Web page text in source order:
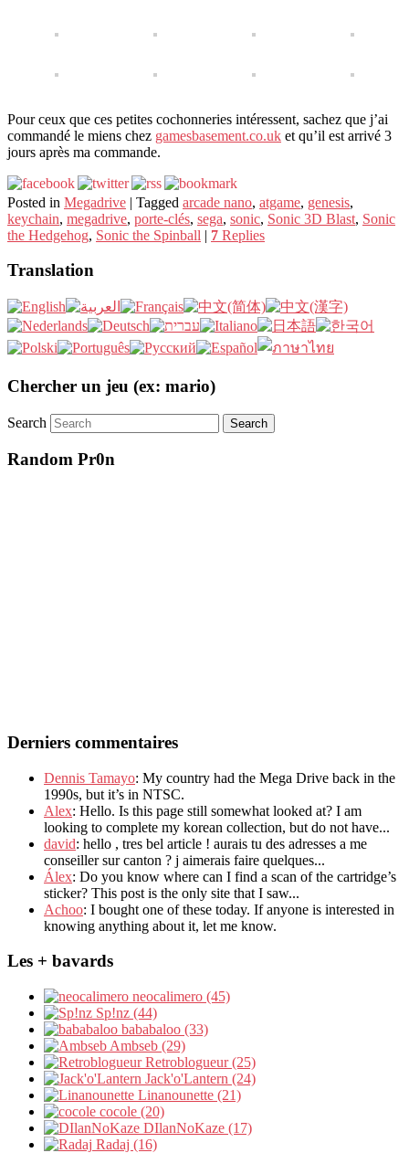
Pour ceux que ces petites cochonneries intéressent, sachez que j’ai
commandé le miens chez gamesbasement.co.uk et qu’il est arrivé 3
jours après ma commande.
Posted in Megadrive | Tagged arcade nano, atgame, genesis,
keychain, megadrive, porte-clés, sega, sonic, Sonic 3D Blast, Sonic
the Hedgehog, Sonic the Spinball | 7 Replies
Translation
Chercher un jeu (ex: mario)
Search
Random Pr0n
Derniers commentaires
Dennis Tamayo: My country had the Mega Drive back in the
1990s, but it’s in NTSC.
Alex: Hello. Is this page still somewhat looked at? I am
looking to complete my korean collection, but do not have...
david: hello , tres bel article ! aurais tu des adresses a me
conseiller sur canton ? j aimerais faire quelques...
Álex: Do you know where can I find a scan of the cartridge’s
sticker? This post is the only site that I saw...
Achoo: I bought one of these today. If anyone is interested in
knowing anything about it, let me know.
Les + bavards
neocalimero (45)
Sp!nz (44)
bababaloo (33)
Ambseb (29)
Retroblogueur (25)
Jack'o'Lantern (24)
Linanounette (21)
cocole (20)
DIlanNoKaze (17)
Radaj (16)